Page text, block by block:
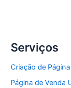
Serviços
Criação de
Página de Venda